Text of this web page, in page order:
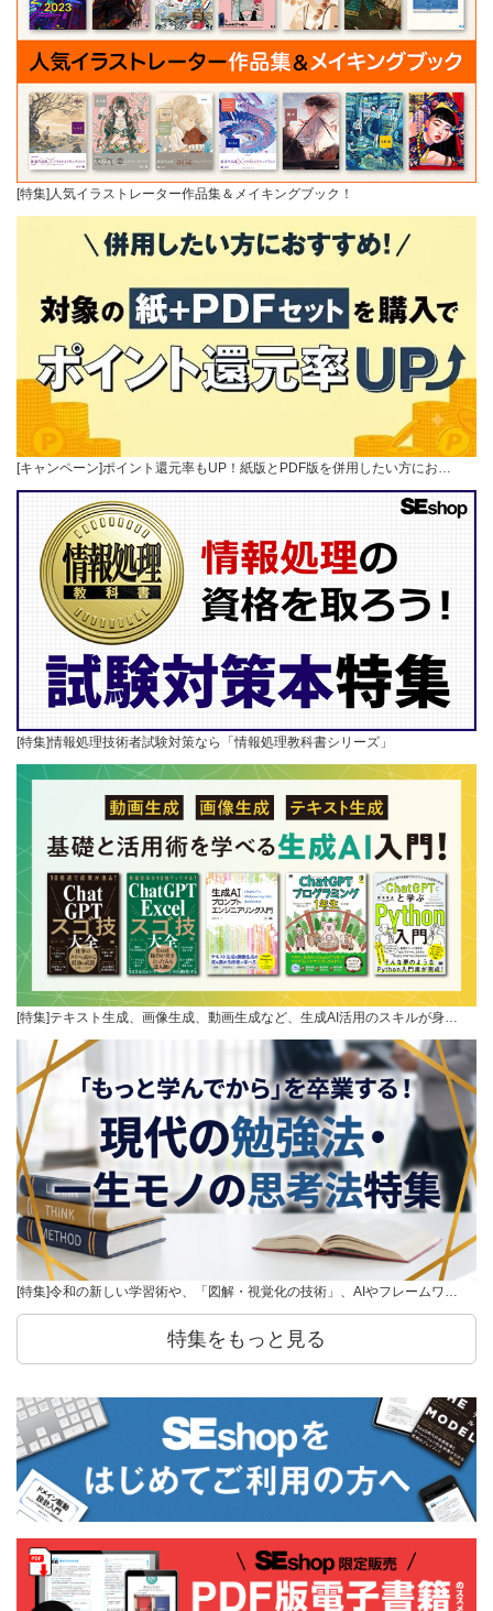
[特集]人気イラストレーター作品集＆メイキングブック！
[キャンペーン]ポイント還元率もUP！紙版とPDF版を併用したい方にお…
[特集]情報処理技術者試験対策なら「情報処理教科書シリーズ」
[特集]テキスト生成、画像生成、動画生成など、生成AI活用のスキルが身…
[特集]令和の新しい学習術や、「図解・視覚化の技術」、AIやフレームワ…
特集をもっと見る